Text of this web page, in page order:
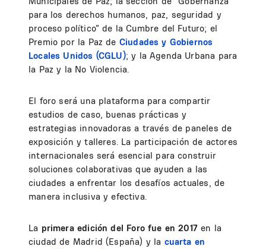
para los derechos humanos, paz, seguridad y
proceso político” de la Cumbre del Futuro; el
Premio por la Paz de Ciudades y Gobiernos
Locales Unidos (CGLU); y la Agenda Urbana para
la Paz y la No Violencia.
El foro será una plataforma para compartir
estudios de caso, buenas prácticas y
estrategias innovadoras a través de paneles de
exposición y talleres. La participación de actores
internacionales será esencial para construir
soluciones colaborativas que ayuden a las
ciudades a enfrentar los desafíos actuales, de
manera inclusiva y efectiva.
La primera edición del Foro fue en 2017 en la
ciudad de Madrid (España) y la cuarta en